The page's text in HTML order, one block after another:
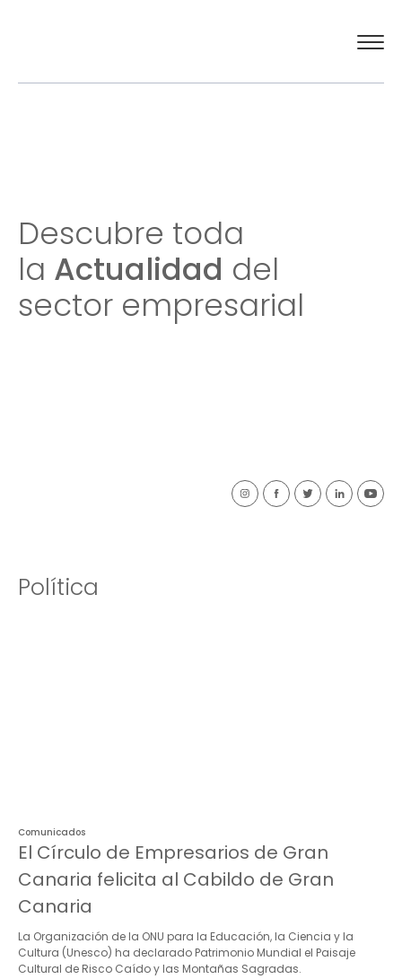
Compromiso social
Contacto
Descubre toda
la Actualidad del
sector empresarial
Política
Comunicados
El Círculo de Empresarios de Gran
Canaria felicita al Cabildo de Gran
Canaria
La Organización de la ONU para la Educación, la Ciencia y la
Cultura (Unesco) ha declarado Patrimonio Mundial el Paisaje
Cultural de Risco Caído y las Montañas Sagradas.